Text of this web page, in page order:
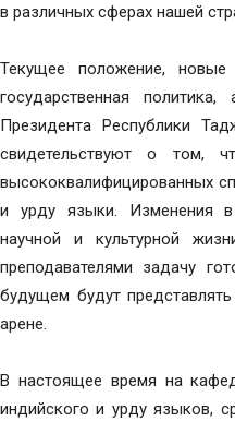
в различных сферах нашей
Текущее положение, новые
государственная
Президента Республики
свидетельствуют о том,
высококвалифицированных
и урду языки. Изменения в
научной и культурной
преподавателями задачу
будущем будут
арене.
В настоящее время на
индийского и урду языков,